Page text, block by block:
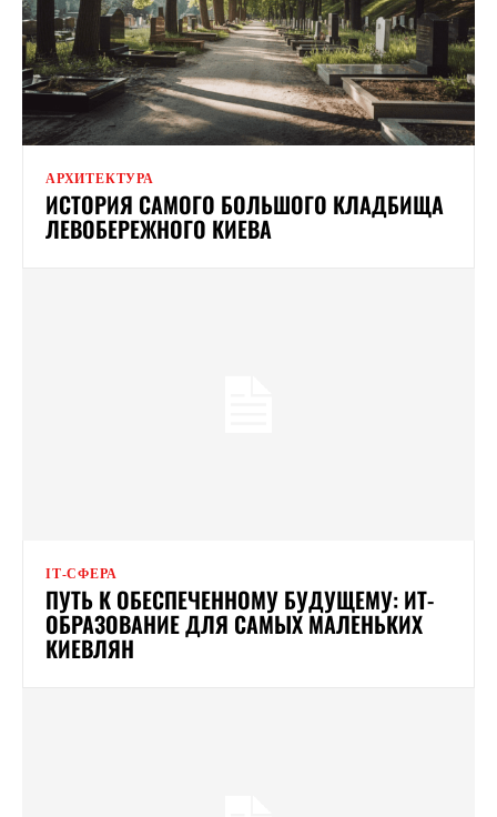
АРХИТЕКТУРА
ИСТОРИЯ САМОГО БОЛЬШОГО КЛАДБИЩА
ЛЕВОБЕРЕЖНОГО КИЕВА
ІТ-СФЕРА
ПУТЬ К ОБЕСПЕЧЕННОМУ БУДУЩЕМУ: ИТ-
ОБРАЗОВАНИЕ ДЛЯ САМЫХ МАЛЕНЬКИХ
КИЕВЛЯН